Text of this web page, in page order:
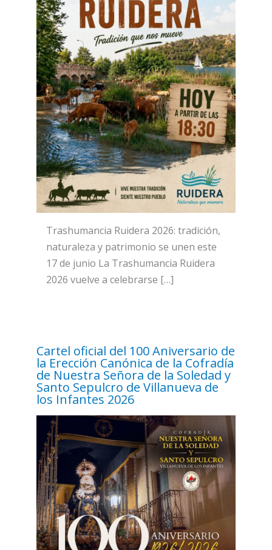
Trashumancia Ruidera 2026: tradición,
naturaleza y patrimonio se unen este
17 de junio La Trashumancia Ruidera
2026 vuelve a celebrarse […]
Cartel oficial del 100 Aniversario de
la Erección Canónica de la Cofradía
de Nuestra Señora de la Soledad y
Santo Sepulcro de Villanueva de
los Infantes 2026